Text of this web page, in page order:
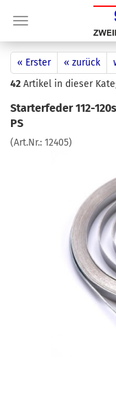
« Erster « zurück
42 Artikel in dieser
Starterfeder 112-
PS
(Art.Nr.: 12405)